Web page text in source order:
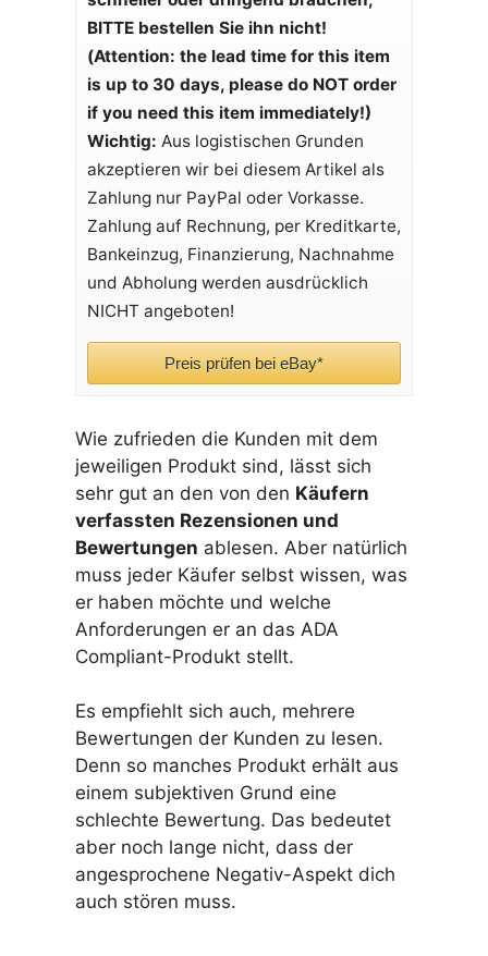
BITTE bestellen Sie ihn nicht!
(Attention: the lead time for this item
is up to 30 days, please do NOT order
if you need this item immediately!)
Wichtig: Aus logistischen Grunden
akzeptieren wir bei diesem Artikel als
Zahlung nur PayPal oder Vorkasse.
Zahlung auf Rechnung, per Kreditkarte,
Bankeinzug, Finanzierung, Nachnahme
und Abholung werden ausdrücklich
NICHT angeboten!
Preis prüfen bei eBay*
Wie zufrieden die Kunden mit dem
jeweiligen Produkt sind, lässt sich
sehr gut an den von den Käufern
verfassten Rezensionen und
Bewertungen ablesen. Aber natürlich
muss jeder Käufer selbst wissen, was
er haben möchte und welche
Anforderungen er an das ADA
Compliant-Produkt stellt.
Es empfiehlt sich auch, mehrere
Bewertungen der Kunden zu lesen.
Denn so manches Produkt erhält aus
einem subjektiven Grund eine
schlechte Bewertung. Das bedeutet
aber noch lange nicht, dass der
angesprochene Negativ-Aspekt dich
auch stören muss.